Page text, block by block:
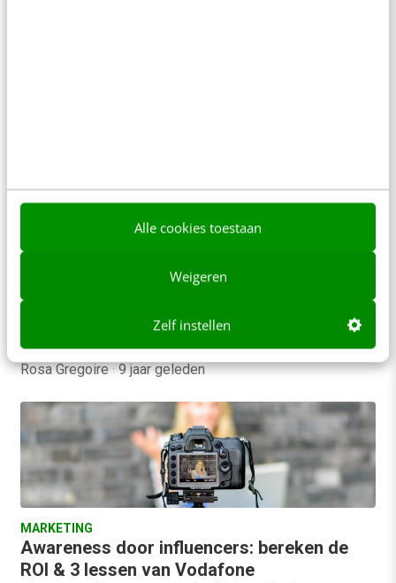
Alle cookies toestaan
Weigeren
Zelf instellen
CONTENT & COMMUNICATIE
De toekomst van het videobureau:
expertise, creativiteit & activatie
Video heeft voet aan wal gezet en is niet meer
weg te denken in het communicatielandschap. De
groeiende populariteit van het medium…
Rosa Gregoire· 9 jaar geleden
MARKETING
Awareness door influencers: bereken de
ROI & 3 lessen van Vodafone